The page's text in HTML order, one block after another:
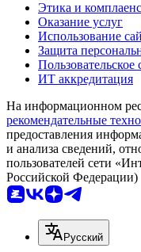
Этика и комплаенс
Оказание услуг
Использование
Защита
Пользовательское
ИТ аккредитация
На информационном
рекомендательные
предоставления
и анализа сведений,
пользователей сети
Российской Федерации)
Русский